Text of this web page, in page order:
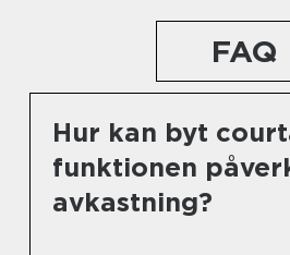
FAQ
Hur kan byt
funktionen
avkastning?